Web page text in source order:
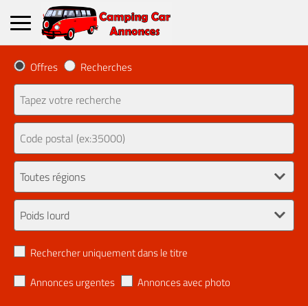
Offres Recherches
Rechercher uniquement dans le titre
Annonces urgentes
Annonces avec photo